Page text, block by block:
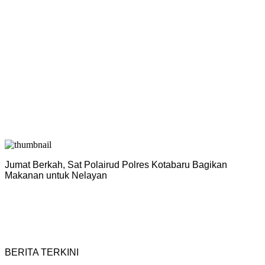
Jumat Berkah, Sat Polairud Polres Kotabaru Bagikan
Makanan untuk Nelayan
BERITA TERKINI